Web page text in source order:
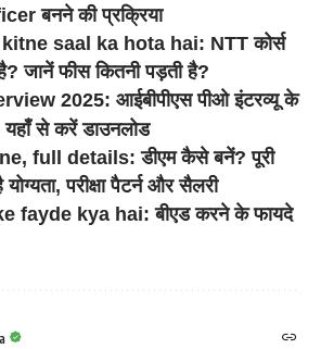
बनने की प्रक्रिया
saal ka hota hai: NTT कोर्स
जानें फीस कितनी पड़ती है?
2025: आईबीपीएस पीओ इंटरव्यू के
यहाँ से करें डाउनलोड
full details: डीएम कैसे बनें? पूरी
परीक्षा पैटर्न और सैलरी
fayde kya hai: बीएड करने के फायदे